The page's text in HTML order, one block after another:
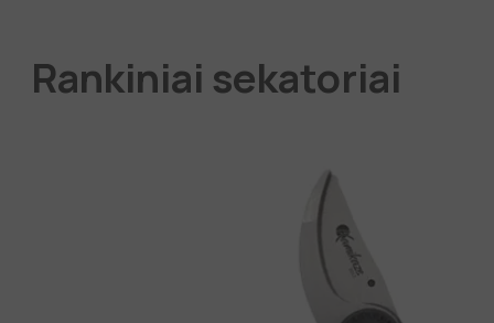
Rankiniai sekatoriai